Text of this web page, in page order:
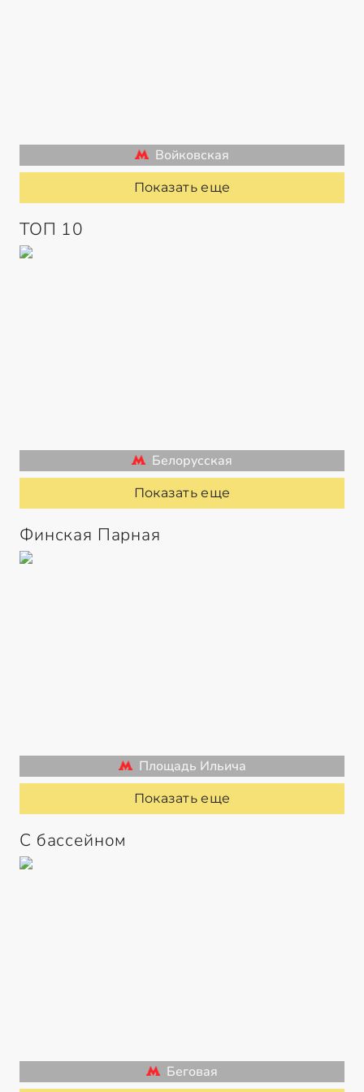
Войковская
Показать еще
ТОП 10
Белорусская
Показать еще
Финская Парная
Площадь Ильича
Показать еще
С бассейном
Беговая